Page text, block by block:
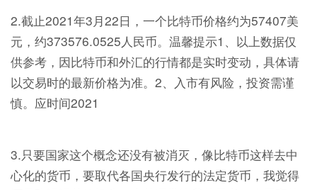
2.截止2021年3月22日，一个比特币价格约为57407美
元，约373576.0525人民币。温馨提示1、以上数据仅
供参考，因比特币和外汇的行情都是实时变动，具体请
以交易时的最新价格为准。2、入市有风险，投资需谨
慎。应时间2021
3.只要国家这个概念还没有被消灭，像比特币这样去中
心化的货币，要取代各国央行发行的法定货币，我觉得